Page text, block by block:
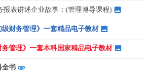
报表讲述企业故事：(管理博导课程)
级财务管理》一套精品电子教材
管理》一套本科国家精品电子教材
全书